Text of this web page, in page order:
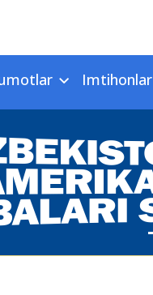
Imtihonlar